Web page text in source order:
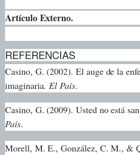
Artículo Externo.
REFERENCIAS
Casino, G. (2002). El auge de la
imaginaria.El País.
Casino, G. (2009). Usted no está
País.
Morell, M. E., González, C. M., &